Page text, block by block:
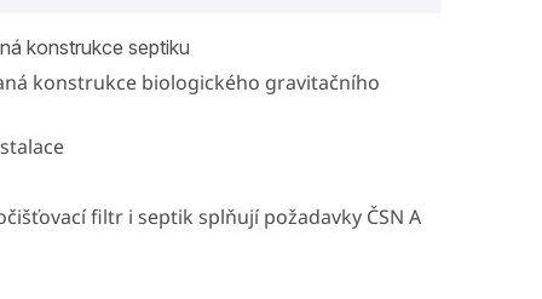
konstrukce septiku
konstrukce biologického gravitačního
filtr i septik splňují požadavky ČSN A